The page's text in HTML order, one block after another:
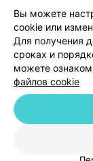
© 2026 ООО «Артокс
Вы можете
cookie или
Для получения
сроках и
можете
файлов cookie